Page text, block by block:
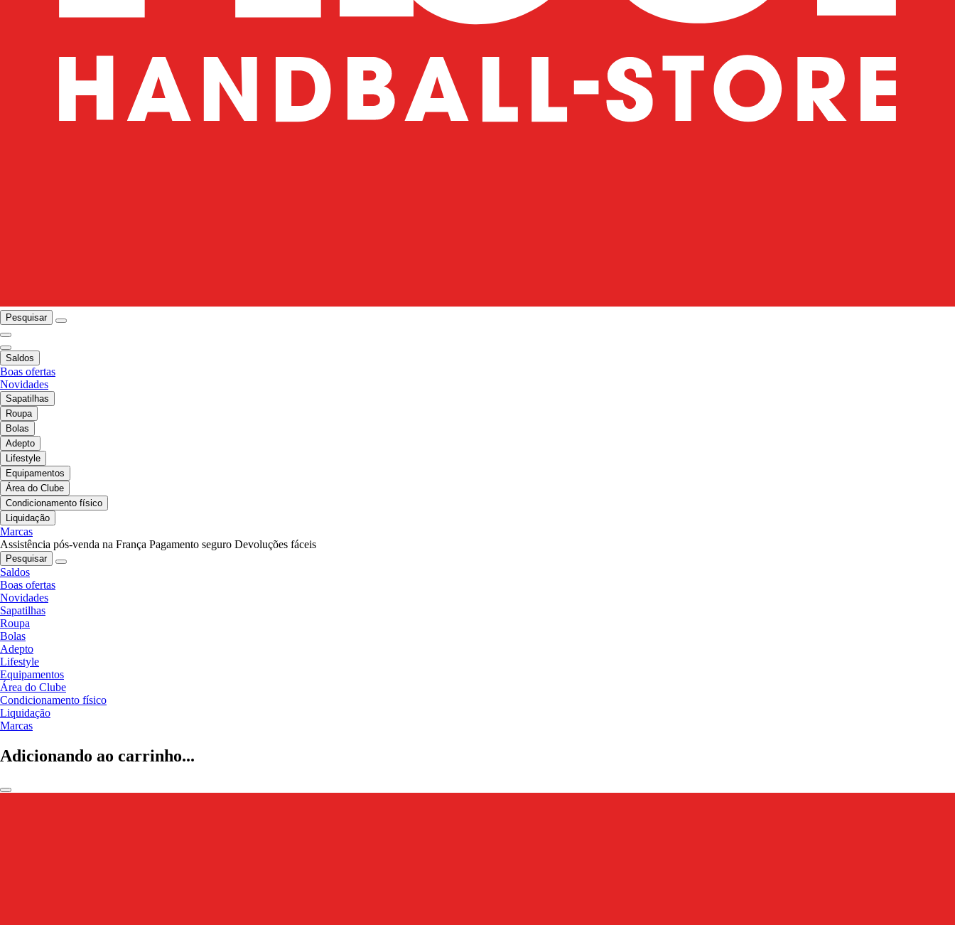
Pesquisar
Saldos
Boas ofertas
Novidades
Sapatilhas
Roupa
Bolas
Adepto
Lifestyle
Equipamentos
Área do Clube
Condicionamento físico
Liquidação
Marcas
Assistência pós-venda na França Pagamento seguro Devoluções fáceis
Pesquisar
Saldos
Boas ofertas
Novidades
Sapatilhas
Roupa
Bolas
Adepto
Lifestyle
Equipamentos
Área do Clube
Condicionamento físico
Liquidação
Marcas
Adicionando ao carrinho...